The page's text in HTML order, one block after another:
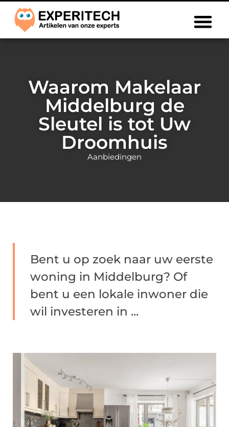
Waarom Makelaar
Middelburg de
Sleutel is tot Uw
Droomhuis
Aanbiedingen
Bent u op zoek naar uw eerste
woning in Middelburg? Of
bent u een lokale inwoner die
wil investeren in ...